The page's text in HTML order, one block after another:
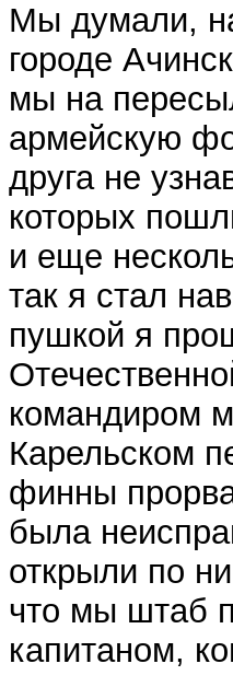
Мы думали,
городе
мы на
армейскую
друга не
которых
и еще
так я стал
пушкой я
командиром
Карельском
финны
была
открыли по
что мы штаб
капитаном,